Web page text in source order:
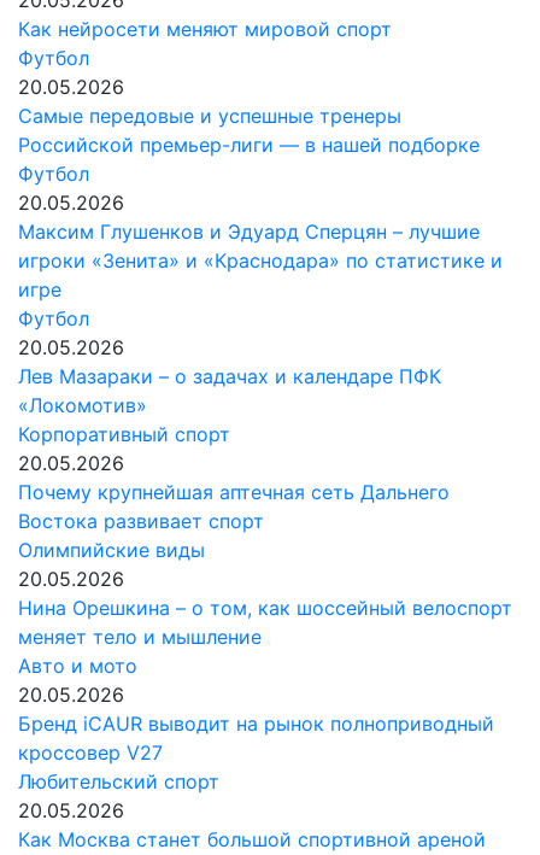
Как нейросети меняют мировой спорт
Футбол
20.05.2026
Самые передовые и успешные тренеры
Российской премьер-лиги — в нашей подборке
Футбол
20.05.2026
Максим Глушенков и Эдуард Сперцян – лучшие
игроки «Зенита» и «Краснодара» по статистике и
игре
Футбол
20.05.2026
Лев Мазараки – о задачах и календаре ПФК
«Локомотив»
Корпоративный спорт
20.05.2026
Почему крупнейшая аптечная сеть Дальнего
Востока развивает спорт
Олимпийские виды
20.05.2026
Нина Орешкина – о том, как шоссейный велоспорт
меняет тело и мышление
Авто и мото
20.05.2026
Бренд iCAUR выводит на рынок полноприводный
кроссовер V27
Любительский спорт
20.05.2026
Как Москва станет большой спортивной ареной